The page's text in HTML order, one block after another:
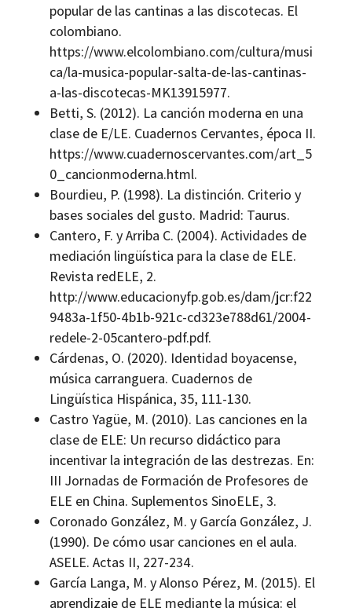
popular de las cantinas a las discotecas. El
colombiano.
https://www.elcolombiano.com/cultura/musi
ca/la-musica-popular-salta-de-las-cantinas-
a-las-discotecas-MK13915977.
Betti, S. (2012). La canción moderna en una
clase de E/LE. Cuadernos Cervantes, época II.
https://www.cuadernoscervantes.com/art_5
0_cancionmoderna.html.
Bourdieu, P. (1998). La distinción. Criterio y
bases sociales del gusto. Madrid: Taurus.
Cantero, F. y Arriba C. (2004). Actividades de
mediación lingüística para la clase de ELE.
Revista redELE, 2.
http://www.educacionyfp.gob.es/dam/jcr:f22
9483a-1f50-4b1b-921c-cd323e788d61/2004-
redele-2-05cantero-pdf.pdf.
Cárdenas, O. (2020). Identidad boyacense,
música carranguera. Cuadernos de
Lingüística Hispánica, 35, 111-130.
Castro Yagüe, M. (2010). Las canciones en la
clase de ELE: Un recurso didáctico para
incentivar la integración de las destrezas. En:
III Jornadas de Formación de Profesores de
ELE en China. Suplementos SinoELE, 3.
Coronado González, M. y García González, J.
(1990). De cómo usar canciones en el aula.
ASELE. Actas II, 227-234.
García Langa, M. y Alonso Pérez, M. (2015). El
aprendizaje de ELE mediante la música: el